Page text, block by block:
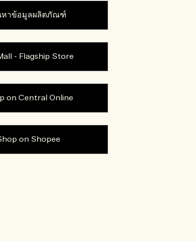
าข้อมูลผลิตภัณฑ์
- Flagship Store
on Central Online
on Shopee